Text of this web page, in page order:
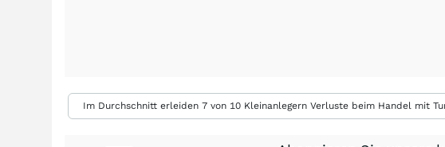
Im Durchschnitt erleiden 7 von 10 Kleinanlegern Verluste beim Handel mit